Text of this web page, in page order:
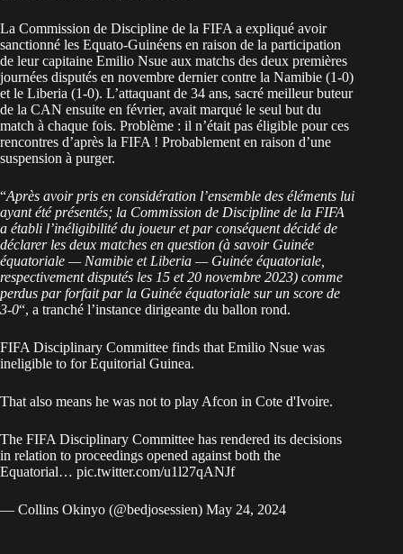
La Commission de Discipline de la FIFA a expliqué avoir
sanctionné les Equato-Guinéens en raison de la participation
de leur capitaine Emilio Nsue aux matchs des deux premières
journées disputés en novembre dernier contre la Namibie (1-0)
et le Liberia (1-0). L’attaquant de 34 ans, sacré meilleur buteur
de la CAN ensuite en février, avait marqué le seul but du
match à chaque fois. Problème : il n’était pas éligible pour ces
rencontres d’après la FIFA ! Probablement en raison d’une
suspension à purger.
“Après avoir pris en considération l’ensemble des éléments lui
ayant été présentés; la Commission de Discipline de la FIFA
a établi l’inéligibilité du joueur et par conséquent décidé de
déclarer les deux matches en question (à savoir Guinée
équatoriale — Namibie et Liberia — Guinée équatoriale,
respectivement disputés les 15 et 20 novembre 2023) comme
perdus par forfait par la Guinée équatoriale sur un score de
3-0“, a tranché l’instance dirigeante du ballon rond.
FIFA Disciplinary Committee finds that Emilio Nsue was
ineligible to for Equitorial Guinea.
That also means he was not to play Afcon in Cote d'Ivoire.
The FIFA Disciplinary Committee has rendered its decisions
in relation to proceedings opened against both the
Equatorial… pic.twitter.com/u1l27qANJf
— Collins Okinyo (@bedjosessien) May 24, 2024